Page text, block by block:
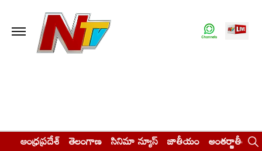
ఆంధ్రప్రదేశ్ తెలంగాణ సినిమా న్యూస్ జాతీయం అంతర్జాతీయం